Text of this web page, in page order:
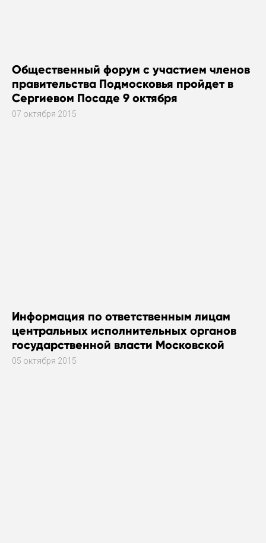
Общественный форум с участием членов
правительства Подмосковья пройдет в
Сергиевом Посаде 9 октября
07 октября 2015
Информация по ответственным лицам
центральных исполнительных органов
государственной власти Московской
области за работу в общественных
05 октября 2015